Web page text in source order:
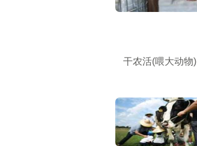
干农活(喂大动物)